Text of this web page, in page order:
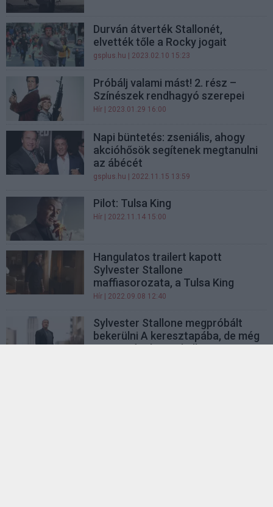
Durván átverték Stallonét,
elvették tőle a Rocky jogait
gsplus.hu | 2023.02.10 15:23
Próbálj valami mást! 2. rész –
Színészek rendhagyó szerepei
Hír | 2023.01.29 16:00
Napi büntetés: zseniális, ahogy
akcióhősök segítenek megtanulni
az ábécét
gsplus.hu | 2022.11.15 13:59
Pilot: Tulsa King
Hír | 2022.11.14 15:00
Hangulatos trailert kapott
Sylvester Stallone
maffiasorozata, a Tulsa King
Hír | 2022.09.08 12:40
Sylvester Stallone megpróbált
bekerülni A keresztapába, de még
statisztának sem kellett